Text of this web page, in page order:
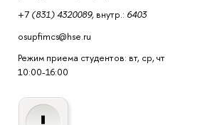
+7 (831) 4320089,внутр.: 6403
osupfimcs@hse.ru
Режим приема студентов: вт, ср, чт
10:00-16:00